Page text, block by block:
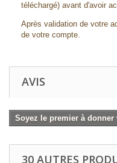
téléchargé) avant d'avoir
Après validation de votre
de votre compte.
AVIS
Soyez le premier à donner
30 AUTRES